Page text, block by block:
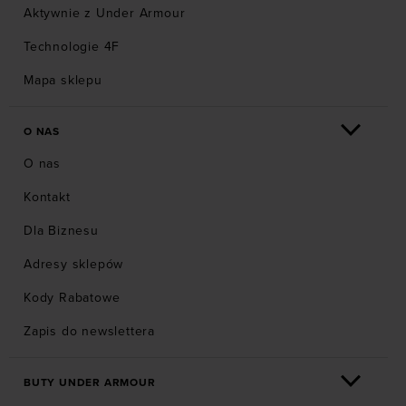
Aktywnie z Under Armour
Technologie 4F
Mapa sklepu
O NAS
O nas
Kontakt
Dla Biznesu
Adresy sklepów
Kody Rabatowe
Zapis do newslettera
BUTY UNDER ARMOUR